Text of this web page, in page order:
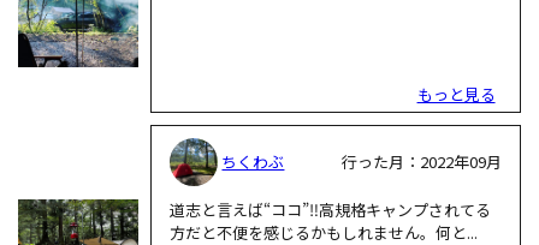
もっと見る
ちくわぶ 行った月：2022年09月
道志と言えば“ココ”‼️高規格キャンプされてる
方だと不便を感じるかもしれません。何と...